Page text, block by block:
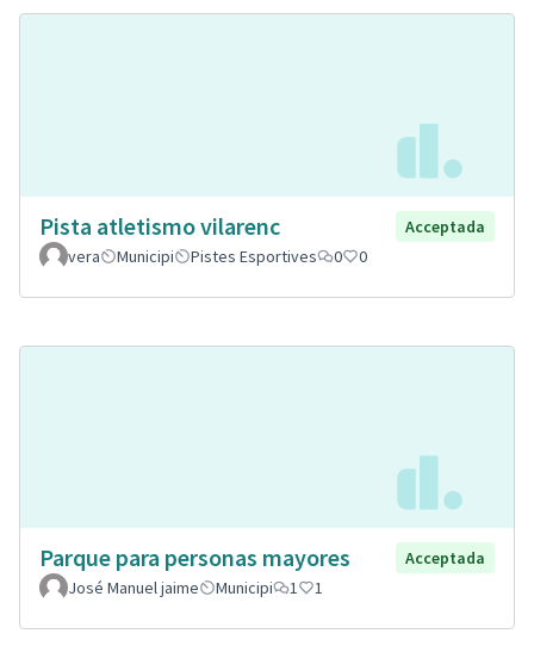
Pista atletismo vilarenc
Acceptada
vera
Municipi Pistes Esportives 0 0
Parque para personas mayores
Acceptada
José Manuel jaime
Municipi 1 1